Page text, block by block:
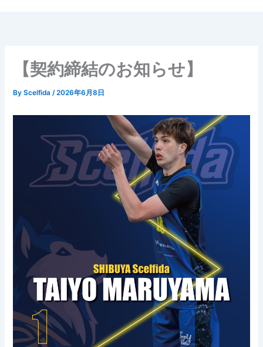
【契約締結のお知らせ】
ByScelfida/2026年6月8日